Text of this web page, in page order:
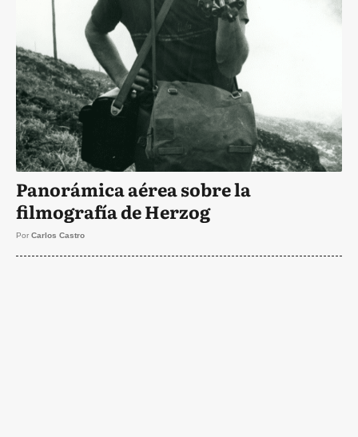
Panorámica aérea sobre la
filmografía de Herzog
Por Carlos Castro